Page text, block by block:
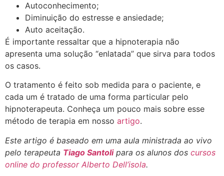
Autoconhecimento;
Diminuição do estresse e ansiedade;
Auto aceitação.
É importante ressaltar que a hipnoterapia não
apresenta uma solução “enlatada” que sirva para todos
os casos.
O tratamento é feito sob medida para o paciente, e
cada um é tratado de uma forma particular pelo
hipnoterapeuta. Conheça um pouco mais sobre esse
método de terapia em nosso artigo.
Este artigo é baseado em uma aula ministrada ao vivo
pelo terapeuta Tiago Santolipara os alunos dos cursos
online do professor Alberto Dell’isola.